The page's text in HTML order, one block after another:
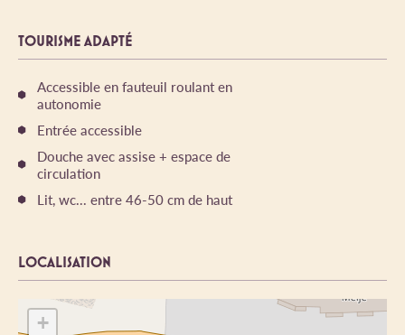
TOURISME ADAPTÉ
Accessible en fauteuil roulant en
autonomie
Entrée accessible
Douche avec assise + espace de
circulation
Lit, wc... entre 46-50 cm de haut
LOCALISATION
+